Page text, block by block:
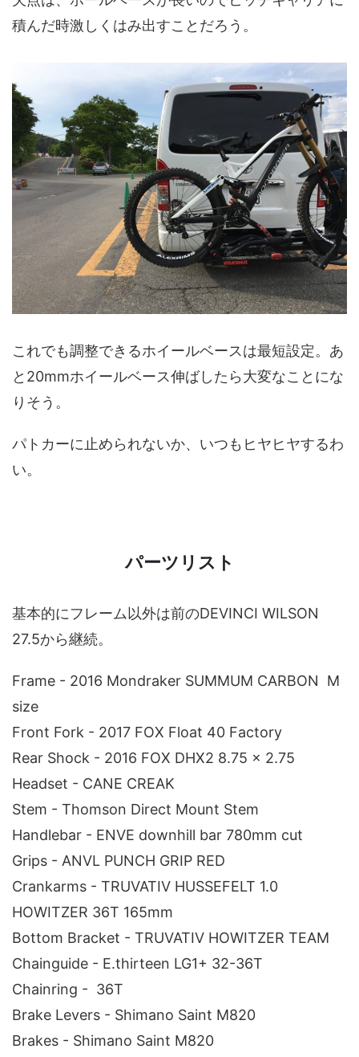
積んだ時激しくはみ出すことだろう。
これでも調整できるホイールベースは最短設定。あ
と20mmホイールベース伸ばしたら大変なことにな
りそう。
パトカーに止められないか、いつもヒヤヒヤするわ
い。
パーツリスト
基本的にフレーム以外は前のDEVINCI WILSON
27.5から継続。
Frame - 2016 Mondraker SUMMUM CARBON M
size
Front Fork - 2017 FOX Float 40 Factory
Rear Shock - 2016 FOX DHX2 8.75 x 2.75
Headset - CANE CREAK
Stem - Thomson Direct Mount Stem
Handlebar - ENVE downhill bar 780mm cut
Grips - ANVL PUNCH GRIP RED
Crankarms - TRUVATIV HUSSEFELT 1.0
HOWITZER 36T 165mm
Bottom Bracket - TRUVATIV HOWITZER TEAM
Chainguide - E.thirteen LG1+ 32-36T
Chainring - 36T
Brake Levers - Shimano Saint M820
Brakes - Shimano Saint M820